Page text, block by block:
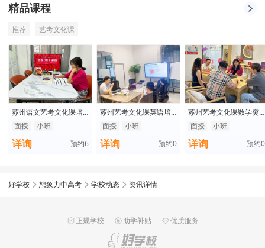
精品课程
推荐 艺考文化课
苏州语文艺考文化课培
训班
面授 小班
详询 预约6
苏州艺考文化课英语培
训班
面授 小班
详询 预约0
苏州艺考文化课数学突
破宝典零基础入门
面授 小班
详询 预约0
好学校 想象力中高考 学校动态 资讯详情
正规学校 助学补贴 优质服务